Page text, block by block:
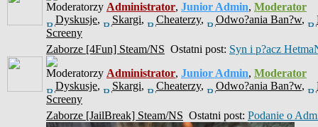
Moderatorzy Administrator, Junior Admin, Moderator
Dyskusje, Skargi, Cheaterzy, Odwo?ania Ban?w,
Screeny
Zaborze [4Fun] Steam/NS Ostatni post: Syn i p?acz
Moderatorzy Administrator, Junior Admin, Moderator
Dyskusje, Skargi, Cheaterzy, Odwo?ania Ban?w,
Screeny
Zaborze [JailBreak] Steam/NS Ostatni post: Podanie o